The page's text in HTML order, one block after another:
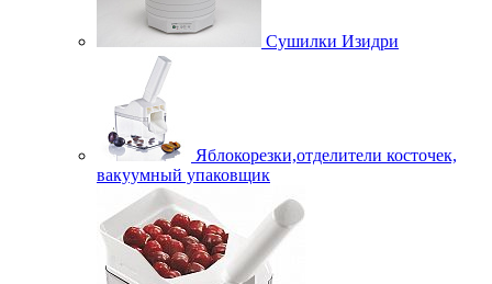
Сушилки Изидри
Яблокорезки,отделители косточек,
вакуумный упаковщик